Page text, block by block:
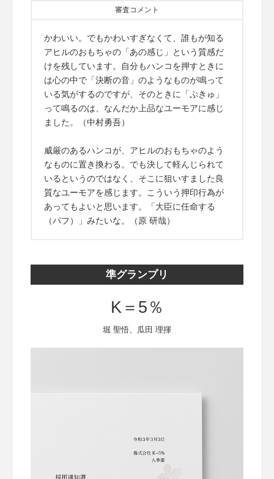
審査コメント
かわいい。でもかわいすぎなくて、誰もが知る
アヒルのおもちゃの「あの感じ」という質感だ
けを残しています。自分もハンコを押すときに
は心の中で「決断の音」のようなものが鳴って
いる気がするのですが、そのときに「ぷきゅ」
って鳴るのは、なんだか上品なユーモアに感じ
ました。（中村勇吾）
威厳のあるハンコが、アヒルのおもちゃのよう
なものに置き換わる。でも決して軽んじられて
いるというのではなく、そこに狙いすました良
質なユーモアを感じます。こういう押印行為が
あってもよいと思います。「大臣に任命する
（パフ）」みたいな。（原 研哉）
準グランプリ
K＝5％
堀 聖悟、瓜田 理揮